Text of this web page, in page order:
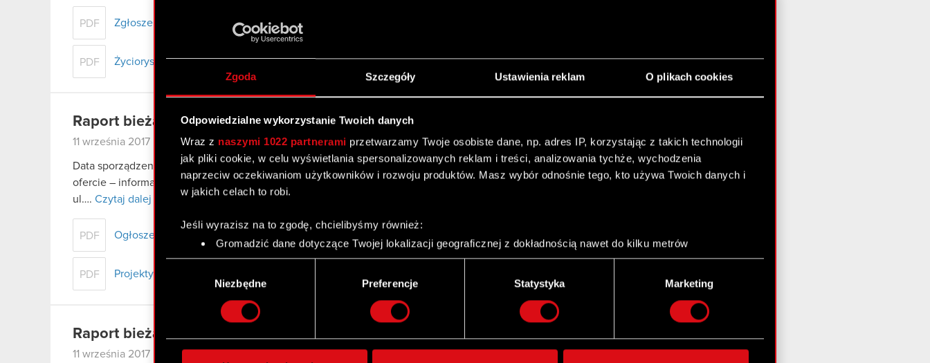
Zgoda Szczegóły Ustawienia reklam O plikach cookies
Odpowiedzialne wykorzystanie Twoich danych
Wraz z naszymi 1022 partnerami przetwarzamy Twoje osobiste dane, np. adres IP, korzystając z takich technologii
jak pliki cookie, w celu wyświetlania spersonalizowanych reklam i treści, analizowania tychże, wychodzenia
naprzeciw oczekiwaniom użytkowników i rozwoju produktów. Masz wybór odnośnie tego, kto używa Twoich danych i
w jakich celach to robi.
Jeśli wyrazisz na to zgodę, chcielibyśmy również:
Gromadzić dane dotyczące Twojej lokalizacji geograficznej z dokładnością nawet do kilku metrów
Identyfikować Twoje urządzenie, aktywnie analizując charakteryzującego je zbiory danych (fingerprinting,
Dowiedz się więcej odnośnie tego, jak Twoje osobiste dane są przetwarzane oraz ustaw własne preferencje w
szczegółów . W Deklaracji plików cookie możesz zmienić lub wycofać swoją zgodę w dowolnej chwili.
Wykorzystujemy pliki cookie do spersonalizowania treści i reklam, aby oferować funkcje społecznościowe i
Niezbędne Preferencje Statystyka Marketing
PDF Zgłoszenie kandydata do Rady Nadzorczej Spółki
PDF Życiorys zawodowy kandydata
Raport bieżący nr 17/2017
11 września 2017
Data sporządzenia raportu: 11 września 2017 r. Podstawa prawna raportu: Art. 56 ust. 1 pkt 2 Ustawy o
ofercie – informacje bieżące i okresowe Treść raportu: Zarząd CD PROJEKT S.A. z siedzibą w Warszawie,
ul…. Czytaj dalej
PDF Ogłoszenie o zwołaniu Nadzwyczajnego Walnego Zgromadzeni
PDF Projekty uchwał NWZA
Raport bieżący nr 16/2017
11 września 2017